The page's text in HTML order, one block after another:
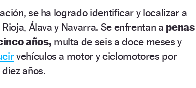
se ha logrado identificar y localizar a
Álava y Navarra. Se enfrentan a penas
años, multa de seis a doce meses y
vehículos a motor y ciclomotores por
años.